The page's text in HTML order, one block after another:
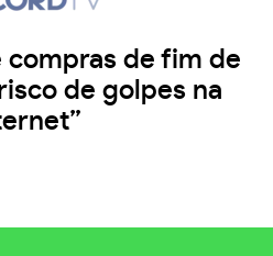
compras de fim de
de golpes na